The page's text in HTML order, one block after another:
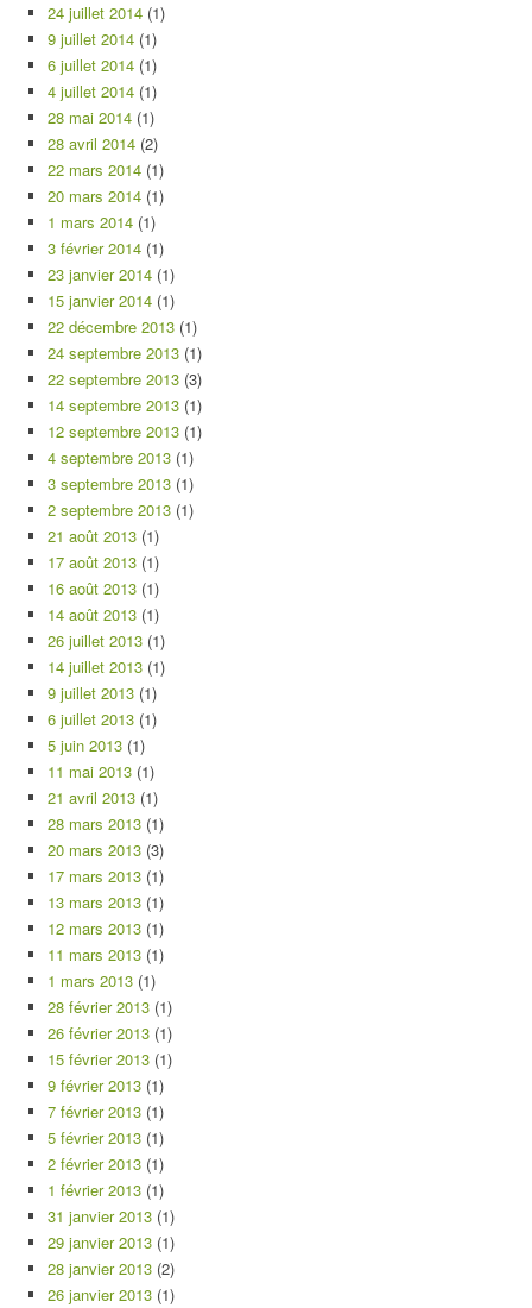
24 juillet 2014 (1)
9 juillet 2014 (1)
6 juillet 2014 (1)
4 juillet 2014 (1)
28 mai 2014 (1)
28 avril 2014 (2)
22 mars 2014 (1)
20 mars 2014 (1)
1 mars 2014 (1)
3 février 2014 (1)
23 janvier 2014 (1)
15 janvier 2014 (1)
22 décembre 2013 (1)
24 septembre 2013 (1)
22 septembre 2013 (3)
14 septembre 2013 (1)
12 septembre 2013 (1)
4 septembre 2013 (1)
3 septembre 2013 (1)
2 septembre 2013 (1)
21 août 2013 (1)
17 août 2013 (1)
16 août 2013 (1)
14 août 2013 (1)
26 juillet 2013 (1)
14 juillet 2013 (1)
9 juillet 2013 (1)
6 juillet 2013 (1)
5 juin 2013 (1)
11 mai 2013 (1)
21 avril 2013 (1)
28 mars 2013 (1)
20 mars 2013 (3)
17 mars 2013 (1)
13 mars 2013 (1)
12 mars 2013 (1)
11 mars 2013 (1)
1 mars 2013 (1)
28 février 2013 (1)
26 février 2013 (1)
15 février 2013 (1)
9 février 2013 (1)
7 février 2013 (1)
5 février 2013 (1)
2 février 2013 (1)
1 février 2013 (1)
31 janvier 2013 (1)
29 janvier 2013 (1)
28 janvier 2013 (2)
26 janvier 2013 (1)